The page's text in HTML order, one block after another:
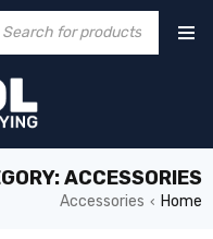
ACCESSORIES
Home
›
Accessories